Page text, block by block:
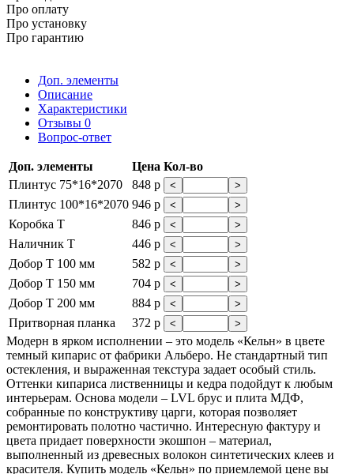
Про оплату
Про установку
Про гарантию
Доп. элементы
Описание
Характеристики
Отзывы 0
Вопрос-ответ
Доп. элементы Цена Кол-во
Плинтус 75*16*2070
848 р < >
Плинтус 100*16*2070 946 р < >
Коробка Т 846 р < >
Наличник Т 446 р < >
Добор Т 100 мм 582 р < >
Добор Т 150 мм 704 р < >
Добор Т 200 мм 884 р < >
Притворная планка 372 р < >
Модерн в ярком исполнении – это модель «Кельн» в цвете
темный кипарис от фабрики Альберо. Не стандартный тип
остекления, и выраженная текстура задает особый стиль.
Оттенки кипариса лиственницы и кедра подойдут к любым
интерьерам. Основа модели – LVL брус и плита МДФ,
собранные по конструктиву царги, которая позволяет
ремонтировать полотно частично. Интересную фактуру и
цвета придает поверхности экошпон – материал,
выполненный из древесных волокон синтетических клеев и
красителя. Купить модель «Кельн» по приемлемой цене вы